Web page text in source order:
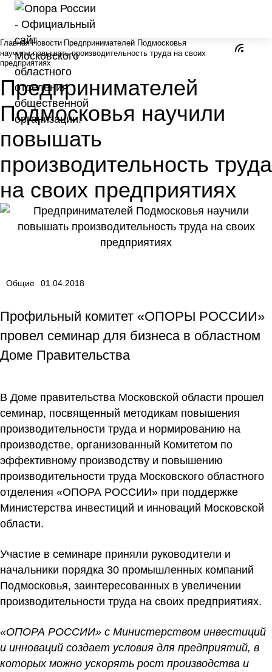
Главная Новости Предпринимателей Подмосковья
научили повышать производительность труда на своих
предприятиях
Предпринимателей
Подмосковья научили
повышать
производительность труда
на своих предприятиях
Общие 01.04.2018
Профильный комитет «ОПОРЫ РОССИИ»
провел семинар для бизнеса в областном
Доме Правительства
В Доме правительства Московской области прошел
семинар, посвященный методикам повышения
производительности труда и нормированию на
производстве, организованный Комитетом по
эффективному производству и повышению
производительности труда Московского областного
отделения «ОПОРА РОССИИ» при поддержке
Министерства инвестиций и инноваций Московской
области.
Участие в семинаре приняли руководители и
начальники порядка 30 промышленных компаний
Подмосковья, заинтересованных в увеличении
производительности труда на своих предприятиях.
«ОПОРА РОССИИ» с Министерством инвестиций
и инноваций создает условия для предприятий, в
которых можно ускорять рост производства и